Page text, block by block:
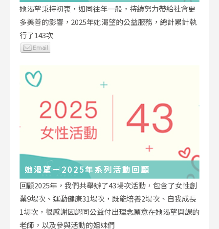
她渴望秉持初衷，如同往年一般，持續努力帶給社會更
多美善的影響，2025年她渴望的公益服務，總計累計執
行了143次
她渴望－2025年系列活動回顧
回顧2025年，我們共舉辦了43場次活動，包含了女性創
業9場次、運動健康31場次，既能培養2場次、自我成長
1場次，很感謝因認同公益付出理念願意在她渴望開課的
老師，以及參與活動的姐妹們